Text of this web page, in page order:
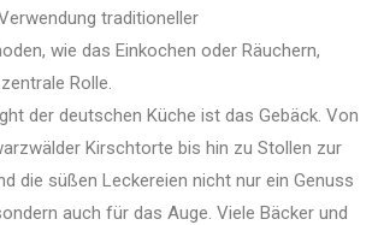
traditioneller
wie das Einkochen oder Räuchern,
Rolle.
der deutschen Küche ist das Gebäck. Von
Kirschtorte bis hin zu Stollen zur
die süßen Leckereien nicht nur ein Genuss
auch für das Auge. Viele Bäcker und